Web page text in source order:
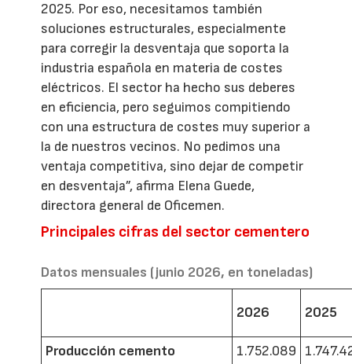
2025. Por eso, necesitamos también
soluciones estructurales, especialmente
para corregir la desventaja que soporta la
industria española en materia de costes
eléctricos. El sector ha hecho sus deberes
en eficiencia, pero seguimos compitiendo
con una estructura de costes muy superior a
la de nuestros vecinos. No pedimos una
ventaja competitiva, sino dejar de competir
en desventaja”, afirma Elena Guede,
directora general de Oficemen.
Principales cifras del sector cementero
Datos mensuales (junio 2026, en toneladas)
2026 2025
Producción cemento 1.752.089